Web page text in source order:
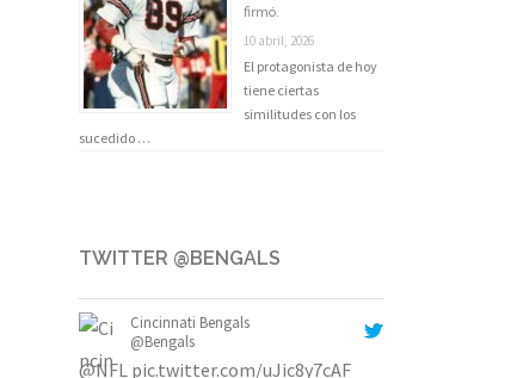
firmó.
10 abril, 2026
El protagonista de hoy
tiene ciertas
similitudes con los
sucedido …
TWITTER @BENGALS
Cincinnati Bengals
@Bengals
@NFL pic.twitter.com/uJic8y7cAF